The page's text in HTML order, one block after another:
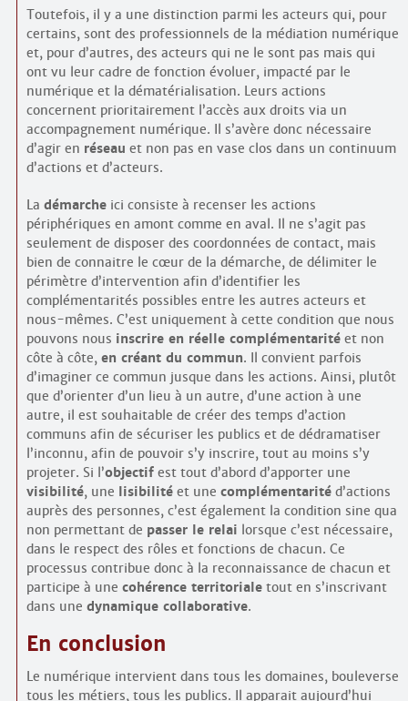
Toutefois, il y a une distinction parmi les acteurs qui, pour
certains, sont des professionnels de la médiation numérique
et, pour d’autres, des acteurs qui ne le sont pas mais qui
ont vu leur cadre de fonction évoluer, impacté par le
numérique et la dématérialisation. Leurs actions
concernent prioritairement l’accès aux droits via un
accompagnement numérique. Il s’avère donc nécessaire
d’agir en réseau et non pas en vase clos dans un continuum
d’actions et d’acteurs.
La démarcheici consiste à recenser les actions
périphériques en amont comme en aval. Il ne s’agit pas
seulement de disposer des coordonnées de contact, mais
bien de connaitre le cœur de la démarche, de délimiter le
périmètre d’intervention afin d’identifier les
complémentarités possibles entre les autres acteurs et
nous-mêmes. C’est uniquement à cette condition que nous
pouvons nous inscrire en réelle complémentaritéet non
côte à côte, en créant du commun. Il convient parfois
d’imaginer ce commun jusque dans les actions. Ainsi, plutôt
que d’orienter d’un lieu à un autre, d’une action à une
autre, il est souhaitable de créer des temps d’action
communs afin de sécuriser les publics et de dédramatiser
l’inconnu, afin de pouvoir s’y inscrire, tout au moins s’y
projeter. Si l’objectifest tout d’abord d’apporter une
visibilité, une lisibilitéet une complémentaritéd’actions
auprès des personnes, c’est également la condition sine qua
non permettant de passer le relai lorsque c’est nécessaire,
dans le respect des rôles et fonctions de chacun. Ce
processus contribue donc à la reconnaissance de chacun et
participe à une cohérence territorialetout en s’inscrivant
dans une dynamique collaborative.
En conclusion
Le numérique intervient dans tous les domaines, bouleverse
tous les métiers, tous les publics. Il apparait aujourd’hui